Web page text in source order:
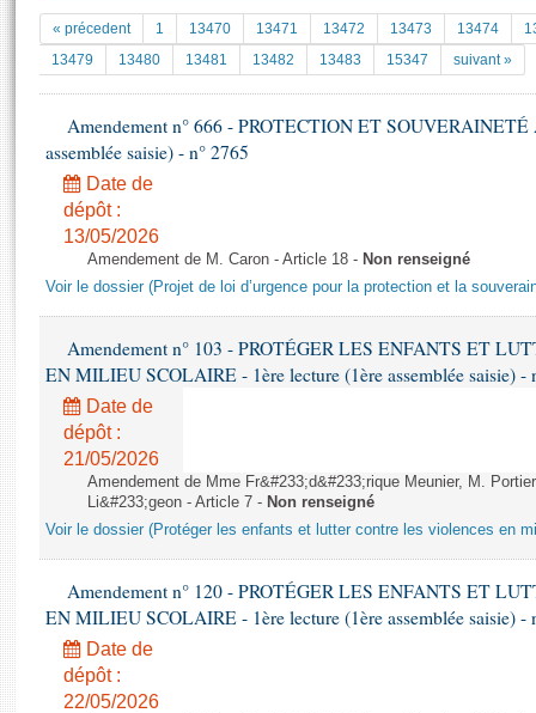
Documents parlementaires
Projets de loi
Propositions de loi
Amendements
Textes adoptés
Rapports d'information
Rapports d'enquête
Rapports sur l'application des lois
Baromètre de l’application des lois
Dossiers législatifs
Budget et sécurité sociale
Questions écrites et orales
Comptes rendus des débats
Documents de référence
( Constitution | Règlement de l'Assemblée ... )
Histoire
Juniors
Anciennes législatures
Liens vers les sites publics
La Bibliothèque
Les archives
Photos libres de droit
« précedent 1 13470 13471 13472 13473 13474
13479
13480 13481 13482 13483 15347 suivant »
Amendement n° 666 - PROTECTION ET SOUVERAINETÉ
assemblée saisie) - n° 2765
Date de
dépôt :
13/05/2026
Amendement de M. Caron - Article 18 - Non renseigné
Voir le dossier (Projet de loi d’urgence pour la protection et la
Amendement n° 103 - PROTÉGER LES ENFANTS ET
EN MILIEU SCOLAIRE - 1ère lecture (1ère assemblée saisie) -
Date de
dépôt :
21/05/2026
Amendement de Mme Fr&#233;d&#233;rique Meunier, M.
Li&#233;geon - Article 7 - Non renseigné
Voir le dossier (Protéger les enfants et lutter contre les violences en
Amendement n° 120 - PROTÉGER LES ENFANTS ET
EN MILIEU SCOLAIRE - 1ère lecture (1ère assemblée saisie) -
Date de
dépôt :
22/05/2026